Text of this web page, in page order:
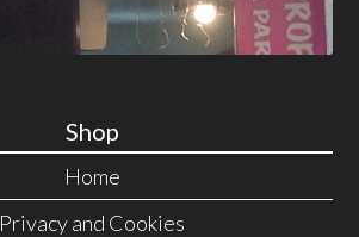
Shop
Home
Privacy and Cookies